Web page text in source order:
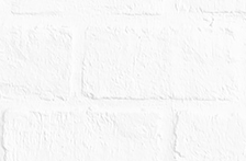
積欠工程受益費及水電
，不得以此為由事後向
實施重測，其面積應